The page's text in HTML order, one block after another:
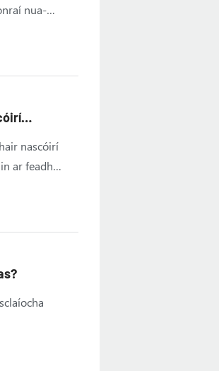
nua-
fuarú
nascóirí
ar feadh